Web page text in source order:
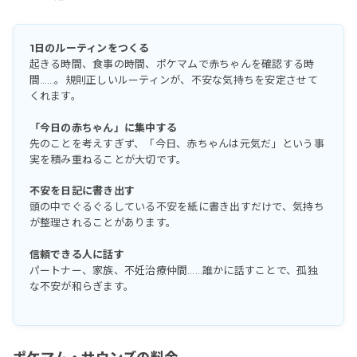
1日のルーティンをつくる
起きる時間、食事の時間、ポケマムで赤ちゃんを確認する時
間……。規則正しいルーティンが、不安な気持ちを安定させて
くれます。
「今日の赤ちゃん」に集中する
先のことを考えすぎず、「今日、赤ちゃんは元気だ」という事
実を積み重ねることが大切です。
不安を日記に書き出す
頭の中でぐるぐるしている不安を紙に書き出すだけで、気持ち
が整理されることがあります。
信頼できる人に話す
パートナー、家族、不妊治療仲間……誰かに話すことで、孤独
な不安が和らぎます。